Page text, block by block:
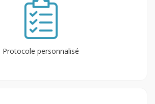
Protocole personnalisé